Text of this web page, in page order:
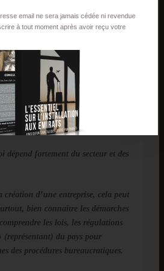
:
(recherche
société) ont-elles été compliquées ?
dépend fortement du secteur et des
création d’une entreprise, cela peut
bien connaître les démarches
les lois, les régulations
(représentant) du pays pour
des procédures bureaucratiques.
email ne sera jamais cédée ni revendue
à tout moment après avoir reçu votre